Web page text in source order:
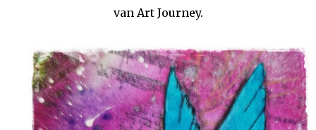
van Art Journey.